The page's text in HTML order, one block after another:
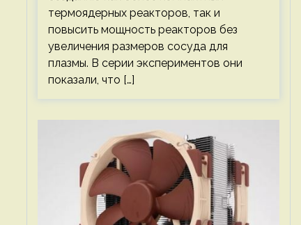
термоядерных реакторов, так и
повысить мощность реакторов без
увеличения размеров сосуда для
плазмы. В серии экспериментов они
показали, что […]